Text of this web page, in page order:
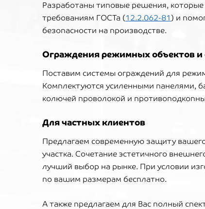
Разработаны типовые решения, которые
требованиям ГОСТа (12.2.062-81) и
безопасности на производстве.
Ограждения режимных объектов и
Поставим системы ограждений для
Комплектуются усиленными панелями,
колючей проволокой и
Для частных клиентов
Предлагаем современную защиту
участка. Сочетание эстетичного
лучший выбор на рынке. При условии
по вашим размерам бесплатно.
А также предлагаем для Вас полный